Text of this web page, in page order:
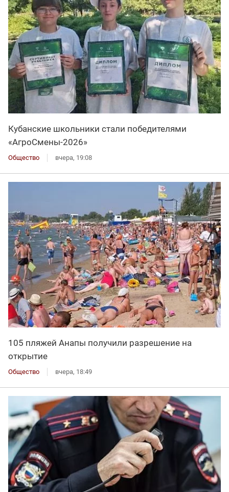
Кубанские школьники стали победителями
«АгроСмены-2026»
Общество вчера, 19:08
105 пляжей Анапы получили разрешение на
открытие
Общество вчера, 18:49